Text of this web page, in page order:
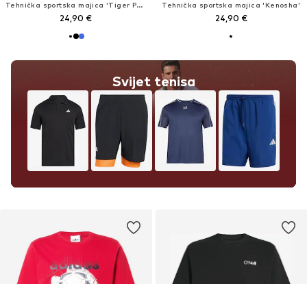
Tehnička sportska majica 'Tiger Power'
24,90 €
Svijet tenisa
Tehnička sportska majica 'Kenosha'
24,90 €